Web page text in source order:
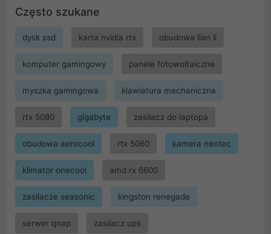
Często szukane
dysk ssd karta nvidia rtx obudowa lian li
komputer gamingowy panele fotowoltaiczne
myszka gamingowa klawiatura mechaniczna
rtx 5080 gigabyte zasilacz do laptopa
obudowa aerocool rtx 5060 kamera neotec
klimator onecool amd rx 6600
zasilacze seasonic kingston renegade
serwer qnap zasilacz ups